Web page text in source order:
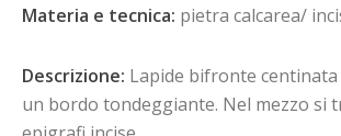
Materia e tecnica: pietra calcarea/
Descrizione: Lapide bifronte
un bordo tondeggiante. Nel mezzo si